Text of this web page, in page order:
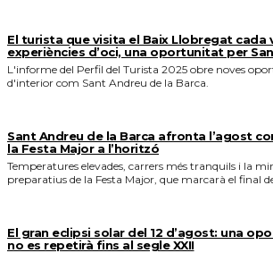
El turista que visita el Baix Llobregat cada
experiències d’oci, una oportunitat per
L'informe del Perfil del Turista 2025 obre noves
d'interior com Sant Andreu de la Barca.
Sant Andreu de la Barca afronta l’agost
la Festa Major a l’horitzó
Temperatures elevades, carrers més tranquils i la
preparatius de la Festa Major, que marcarà el final
El gran eclipsi solar del 12 d’agost: una
no es repetirà fins al segle XXII